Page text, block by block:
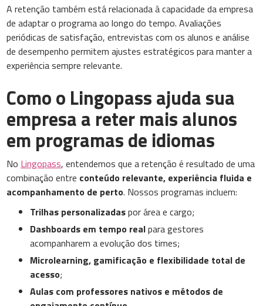
A retenção também está relacionada à capacidade da empresa
de adaptar o programa ao longo do tempo. Avaliações
periódicas de satisfação, entrevistas com os alunos e análise
de desempenho permitem ajustes estratégicos para manter a
experiência sempre relevante.
Como o Lingopass ajuda sua
empresa a reter mais alunos
em programas de idiomas
No Lingopass, entendemos que a retenção é resultado de uma
combinação entre conteúdo relevante, experiência fluida e
acompanhamento de perto. Nossos programas incluem:
Trilhas personalizadaspor área e cargo;
Dashboards em tempo realpara gestores
acompanharem a evolução dos times;
Microlearning, gamificação e flexibilidade total de
acesso;
Aulas com professores nativos e métodos de